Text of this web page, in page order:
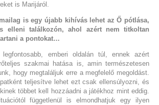
is Marijáról.
is egy újabb kihívás lehet az Ő pótlása,
elleni találkozón, ahol azért nem titkoltan
a pontokat…
emberi oldalán túl, ennek azért
szakmai hatása is, amin természetesen
hogy megtaláljuk erre a megfelelő megoldást.
teljesítve lehet ezt csak ellensúlyozni, és
többet kell hozzáadni a játékhoz mint eddig.
függetlenül is elmondhatjuk egy ilyen